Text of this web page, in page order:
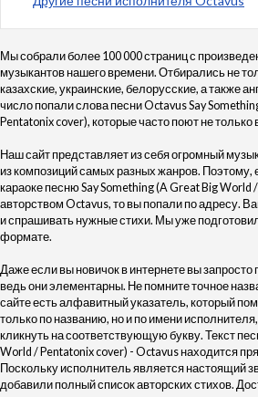
Мы собрали более 100 000 страниц с
музыкантов нашего времени. Отбирались не
казахские, украинские, белорусские, а также
число попали слова песни Octavus Say
Pentatonix cover), которые часто поют не только
Наш сайт представляет из себя огромный
из композиций самых разных жанров. Поэтому,
караоке песню Say Something (A Great Big World
авторством Octavus, то вы попали по адресу.
и спрашивать нужные стихи. Мы уже
формате.
Даже если вы новичок в интернете вы
ведь они элементарны. Не помните точное
сайте есть алфавитный указатель, который
только по названию, но и по имени
кликнуть на соответствующую букву. Текст
World / Pentatonix cover) - Octavus находится
Поскольку исполнитель является настоящий
добавили полный список авторских стихов.